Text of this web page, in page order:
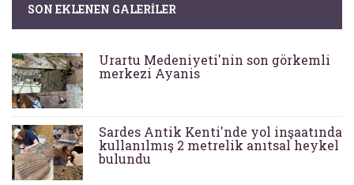
SON EKLENEN GALERILER
Urartu Medeniyeti'nin son görkemli
merkezi Ayanis
Sardes Antik Kenti'nde yol inşaatında
kullanılmış 2 metrelik anıtsal heykel
bulundu